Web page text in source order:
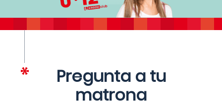
Pregunta a tu
matrona